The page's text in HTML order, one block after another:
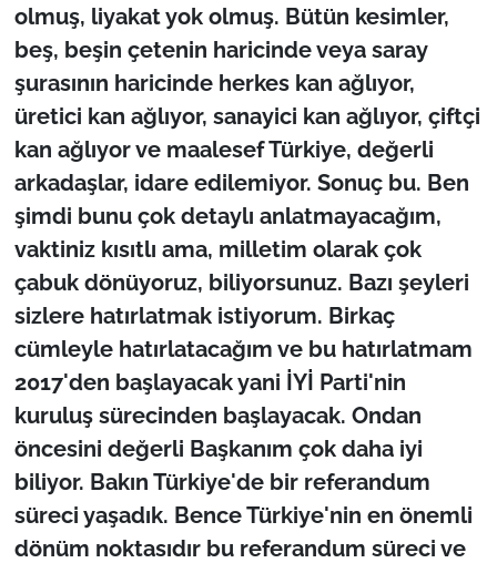
olmuş, liyakat yok olmuş. Bütün kesimler,
beş, beşin çetenin haricinde veya saray
şurasının haricinde herkes kan ağlıyor,
üretici kan ağlıyor, sanayici kan ağlıyor, çiftçi
kan ağlıyor ve maalesef Türkiye, değerli
arkadaşlar, idare edilemiyor. Sonuç bu. Ben
şimdi bunu çok detaylı anlatmayacağım,
vaktiniz kısıtlı ama, milletim olarak çok
çabuk dönüyoruz, biliyorsunuz. Bazı şeyleri
sizlere hatırlatmak istiyorum. Birkaç
cümleyle hatırlatacağım ve bu hatırlatmam
2017'den başlayacak yani İYİ Parti'nin
kuruluş sürecinden başlayacak. Ondan
öncesini değerli Başkanım çok daha iyi
biliyor. Bakın Türkiye'de bir referandum
süreci yaşadık. Bence Türkiye'nin en önemli
dönüm noktasıdır bu referandum süreci ve